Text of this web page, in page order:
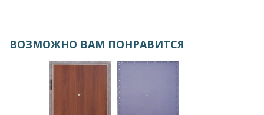
ВОЗМОЖНО ВАМ ПОНРАВИТСЯ